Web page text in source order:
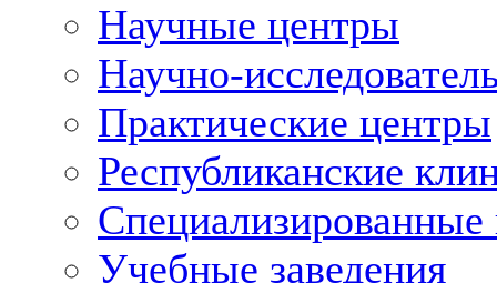
Научные центры
Научно-
Практические центры
Республиканские
Учебные заведения